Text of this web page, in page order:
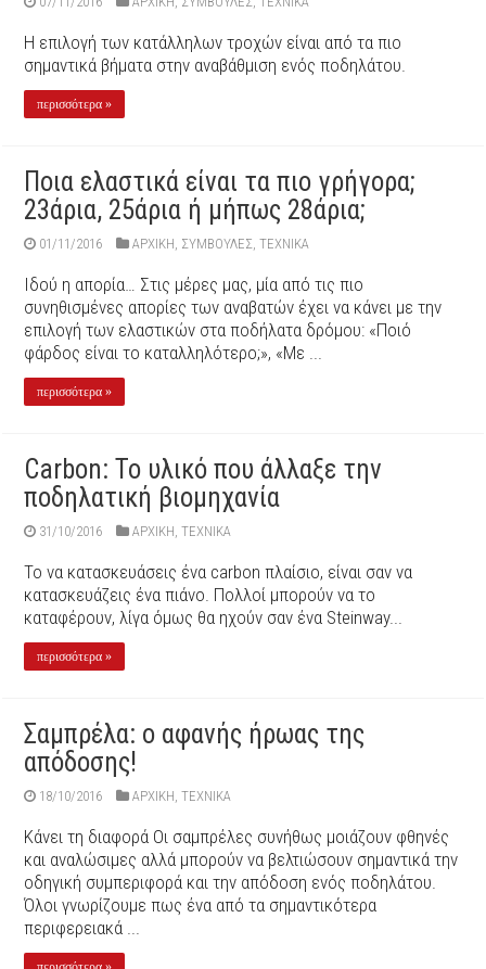
Η επιλογή των κατάλληλων τροχών είναι από τα πιο
σημαντικά βήματα στην αναβάθμιση ενός ποδηλάτου.
περισσότερα »
Ποια ελαστικά είναι τα πιο γρήγορα;
23άρια, 25άρια ή μήπως 28άρια;
01/11/2016 ΑΡΧΙΚΉ ΣΥΜΒΟΥΛΕΣ ,ΤΕΧΝΙΚΑ
Ιδού η απορία… Στις μέρες μας, μία από τις πιο
συνηθισμένες απορίες των αναβατών έχει να κάνει με την
επιλογή των ελαστικών στα ποδήλατα δρόμου: «Ποιό
φάρδος είναι το καταλληλότερο;», «Με ...
περισσότερα »
Carbon: Το υλικό που άλλαξε την
ποδηλατική βιομηχανία
31/10/2016 ΑΡΧΙΚΉ ,ΤΕΧΝΙΚΑ
Το να κατασκευάσεις ένα carbon πλαίσιο, είναι σαν να
κατασκευάζεις ένα πιάνο. Πολλοί μπορούν να το
καταφέρουν, λίγα όμως θα ηχούν σαν ένα Steinway...
περισσότερα »
Σαμπρέλα: ο αφανής ήρωας της
απόδοσης!
18/10/2016 ΑΡΧΙΚΉ ,ΤΕΧΝΙΚΑ
Κάνει τη διαφορά Οι σαμπρέλες συνήθως μοιάζουν φθηνές
και αναλώσιμες αλλά μπορούν να βελτιώσουν σημαντικά την
οδηγική συμπεριφορά και την απόδοση ενός ποδηλάτου.
Όλοι γνωρίζουμε πως ένα από τα σημαντικότερα
περιφερειακά ...